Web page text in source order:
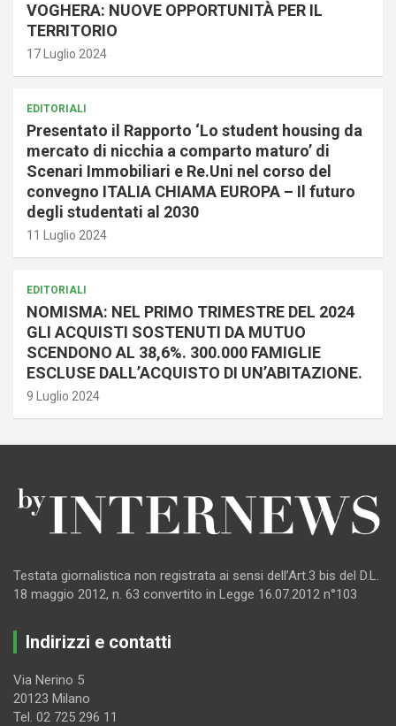
VOGHERA: NUOVE OPPORTUNITÀ PER IL
TERRITORIO
17 Luglio 2024
EDITORIALI
Presentato il Rapporto ‘Lo student housing da
mercato di nicchia a comparto maturo’ di
Scenari Immobiliari e Re.Uni nel corso del
convegno ITALIA CHIAMA EUROPA – Il futuro
degli studentati al 2030
11 Luglio 2024
EDITORIALI
NOMISMA: NEL PRIMO TRIMESTRE DEL 2024
GLI ACQUISTI SOSTENUTI DA MUTUO
SCENDONO AL 38,6%. 300.000 FAMIGLIE
ESCLUSE DALL’ACQUISTO DI UN’ABITAZIONE.
9 Luglio 2024
Testata giornalistica non registrata ai sensi dell’Art.3 bis del D.L.
18 maggio 2012, n. 63 convertito in Legge 16.07.2012 n°103
Indirizzi e contatti
Via Nerino 5
20123 Milano
Tel. 02 725 296 11